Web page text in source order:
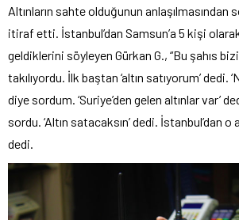
Altınların sahte olduğunun anlaşılmasından
itiraf etti. İstanbul’dan Samsun’a 5 kişi
geldiklerini söyleyen Gürkan G., “Bu şahıs
takılıyordu. İlk baştan ‘altın satıyorum’ dedi.
diye sordum. ‘Suriye’den gelen altınlar var’
sordu. ‘Altın satacaksın’ dedi. İstanbul’dan
dedi.